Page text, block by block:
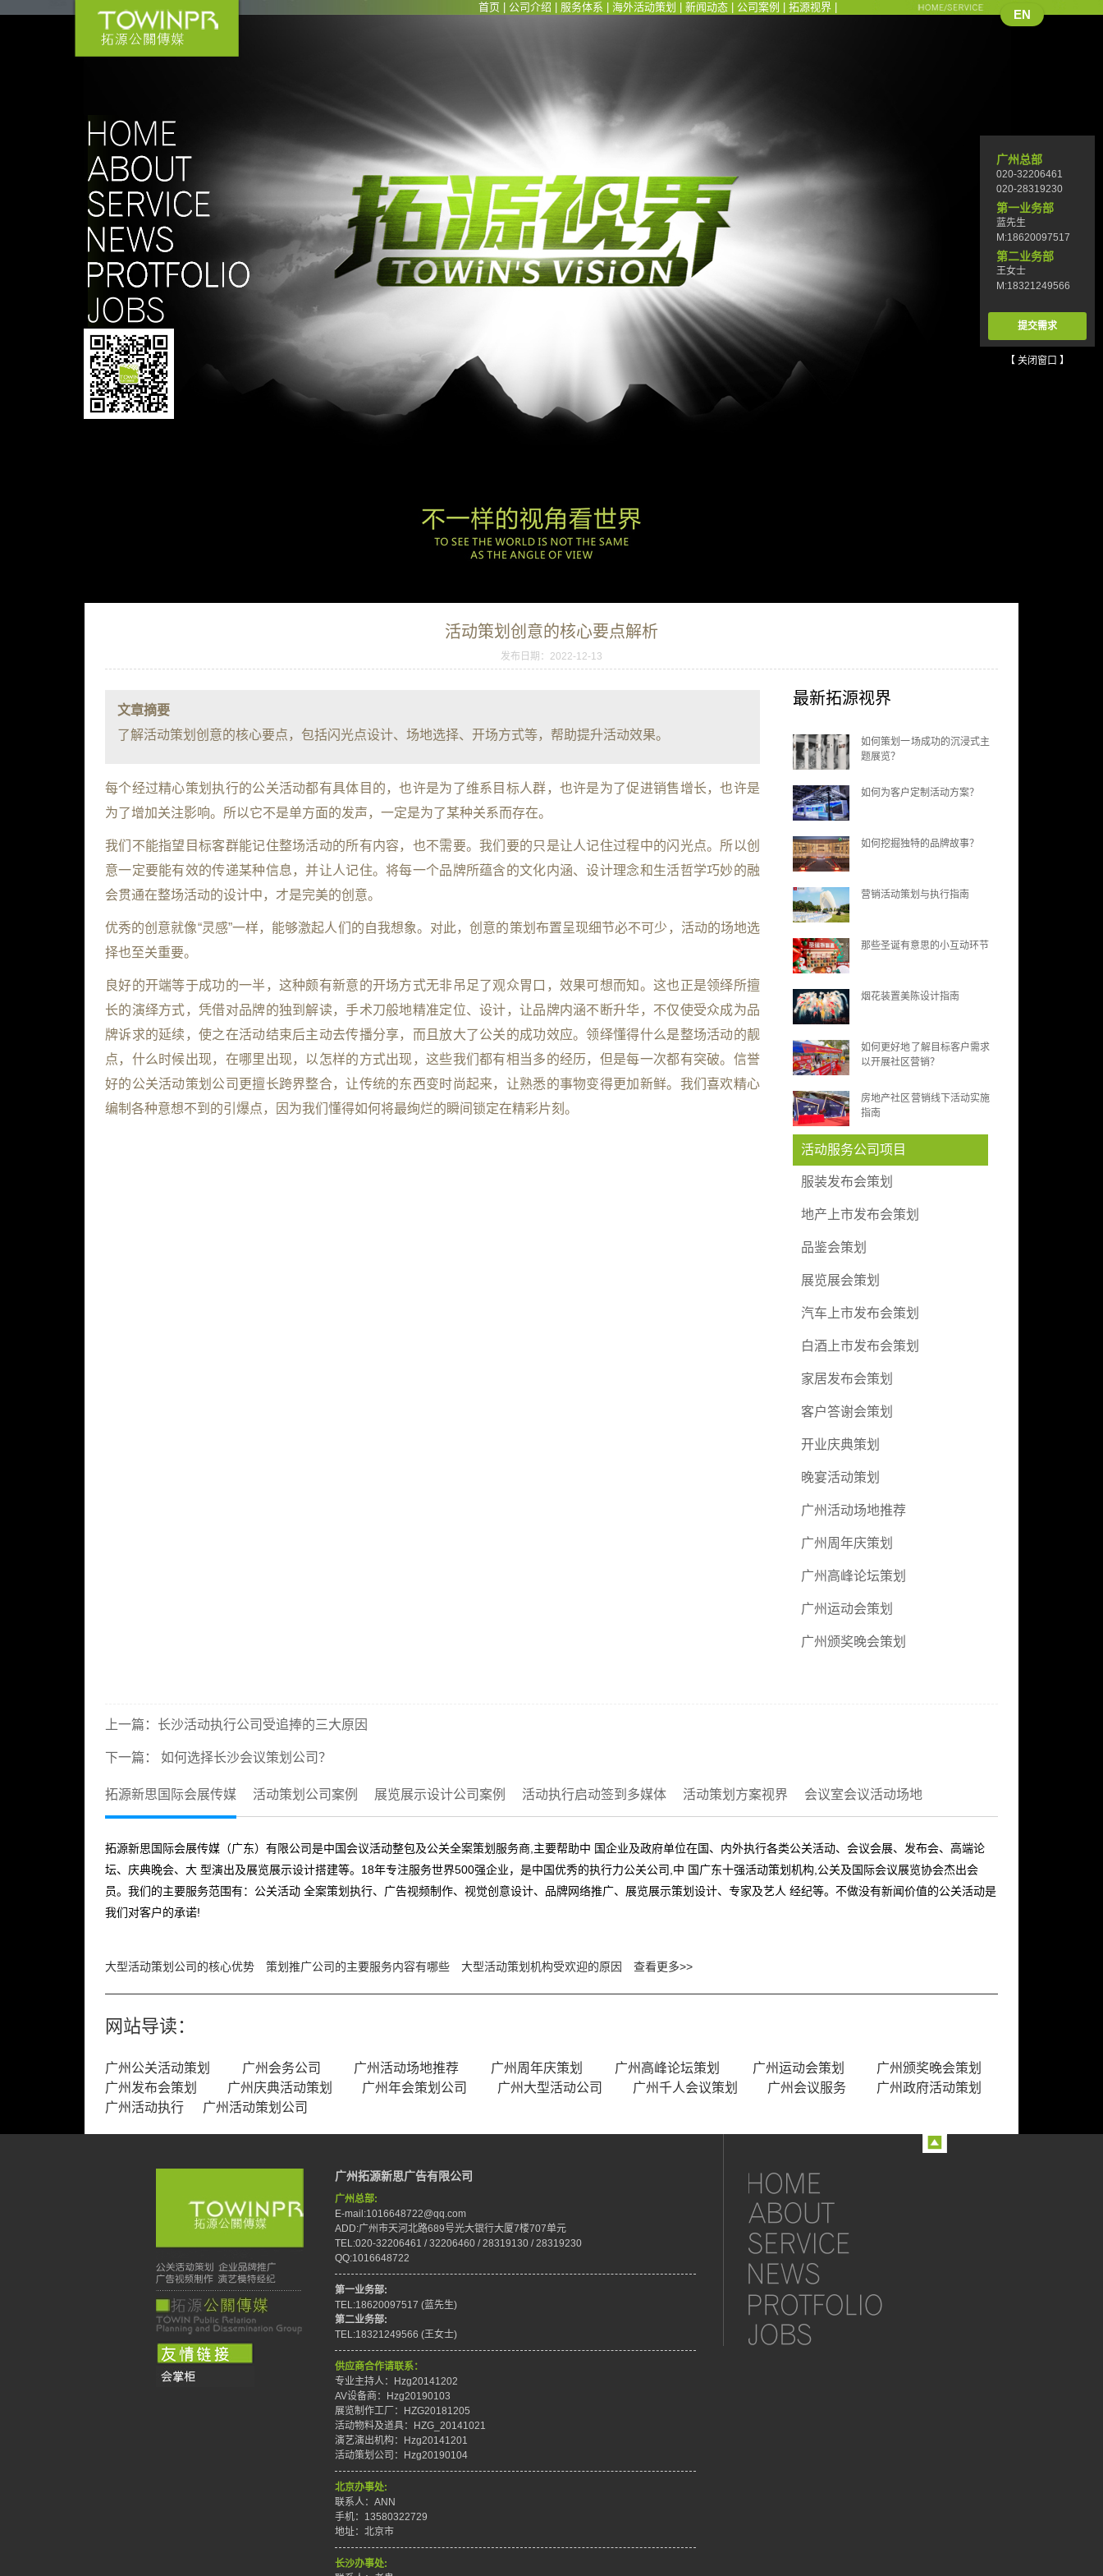
首页 公司介绍 服务体系 海外活动策划 新闻动态 公司案例 拓源视界
EN
活动策划创意的核心要点解析
发布日期：2022-12-13
文章摘要
了解活动策划创意的核心要点，包括闪光点设计、场地选择、开场方式等，帮助提升活动效果。
每个经过精心策划执行的公关活动都有具体目的，也许是为了维系目标人群，也许是为了促进销售增长，也许是
为了增加关注影响。所以它不是单方面的发声，一定是为了某种关系而存在。
我们不能指望目标客群能记住整场活动的所有内容，也不需要。我们要的只是让人记住过程中的闪光点。所以创
意一定要能有效的传递某种信息，并让人记住。将每一个品牌所蕴含的文化内涵、设计理念和生活哲学巧妙的融
会贯通在整场活动的设计中，才是完美的创意。
优秀的创意就像“灵感”一样，能够激起人们的自我想象。对此，创意的策划布置呈现细节必不可少，活动的场地选
择也至关重要。
良好的开端等于成功的一半，这种颇有新意的开场方式无非吊足了观众胃口，效果可想而知。这也正是领绎所擅
长的演绎方式，凭借对品牌的独到解读，手术刀般地精准定位、设计，让品牌内涵不断升华，不仅使受众成为品
牌诉求的延续，使之在活动结束后主动去传播分享，而且放大了公关的成功效应。领绎懂得什么是整场活动的靓
点，什么时候出现，在哪里出现，以怎样的方式出现，这些我们都有相当多的经历，但是每一次都有突破。信誉
好的公关活动策划公司更擅长跨界整合，让传统的东西变时尚起来，让熟悉的事物变得更加新鲜。我们喜欢精心
编制各种意想不到的引爆点，因为我们懂得如何将最绚烂的瞬间锁定在精彩片刻。
最新拓源视界
如何策划一场成功的沉浸式主
题展览？
如何为客户定制活动方案？
如何挖掘独特的品牌故事？
营销活动策划与执行指南
那些圣诞有意思的小互动环节
烟花装置美陈设计指南
如何更好地了解目标客户需求
以开展社区营销？
房地产社区营销线下活动实施
指南
活动服务公司项目
服装发布会策划
地产上市发布会策划
品鉴会策划
展览展会策划
汽车上市发布会策划
白酒上市发布会策划
家居发布会策划
客户答谢会策划
开业庆典策划
晚宴活动策划
广州活动场地推荐
广州周年庆策划
广州高峰论坛策划
广州运动会策划
广州颁奖晚会策划
上一篇： 长沙活动执行公司受追捧的三大原因
下一篇： 如何选择长沙会议策划公司？
拓源新思国际会展传媒 活动策划公司案例 展览展示设计公司案例 活动执行启动签到多媒体 活动策划方案视界 会议室会议活动场地
拓源新思国际会展传媒（广东）有限公司是中国会议活动整包及公关全案策划服务商,主要帮助中 国企业及政府单位在国、内外执行各类公关活动、会议会展、发布会、高端论
坛、庆典晚会、大 型演出及展览展示设计搭建等。18年专注服务世界500强企业，是中国优秀的执行力公关公司,中 国广东十强活动策划机构,公关及国际会议展览协会杰出会
员。我们的主要服务范围有：公关活动 全案策划执行、广告视频制作、视觉创意设计、品牌网络推广、展览展示策划设计、专家及艺人 经纪等。不做没有新闻价值的公关活动是
我们对客户的承诺!
大型活动策划公司的核心优势 策划推广公司的主要服务内容有哪些 大型活动策划机构受欢迎的原因 查看更多>>
网站导读：
广州公关活动策划 广州会务公司 广州活动场地推荐 广州周年庆策划 广州高峰论坛策划 广州运动会策划
广州颁奖晚会策划
广州发布会策划
广州庆典活动策划 广州年会策划公司 广州大型活动公司 广州千人会议策划 广州会议服务
广州政府活动策划
广州活动执行
广州活动策划公司
广州拓源新思广告有限公司
广州总部:
E-mail:1016648722@qq.com
ADD:广州市天河北路689号光大银行大厦7楼707单元
TEL:020-32206461 / 32206460 / 28319130 / 28319230
QQ:1016648722
第一业务部:
TEL:18620097517 (蓝先生)
第二业务部:
TEL:18321249566 (王女士)
供应商合作请联系：
专业主持人：Hzg20141202
AV设备商：Hzg20190103
展览制作工厂：HZG20181205
活动物料及道具：HZG_20141021
演艺演出机构：Hzg20141201
活动策划公司：Hzg20190104
北京办事处:
联系人：ANN
手机：13580322729
地址：北京市
长沙办事处:
广州总部
020-32206461
020-28319230
第一业务部
蓝先生
M:18620097517
第二业务部
王女士
M:18321249566
提交需求
【 关闭窗口 】